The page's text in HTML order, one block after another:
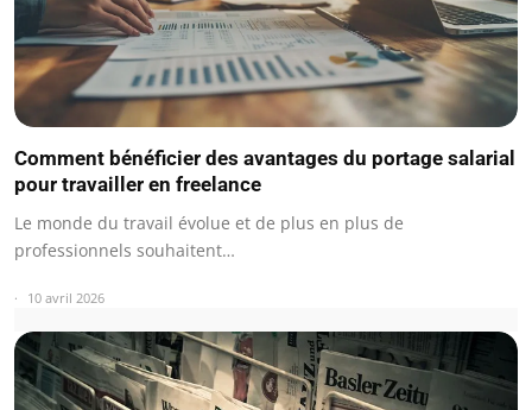
Comment bénéficier des avantages du portage salarial
pour travailler en freelance
Le monde du travail évolue et de plus en plus de
professionnels souhaitent…
10 avril 2026